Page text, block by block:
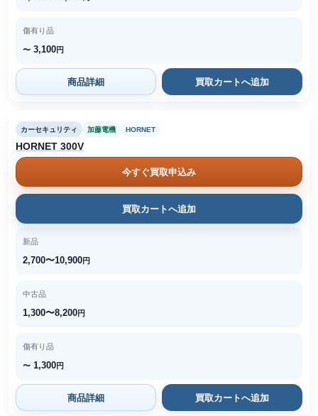
傷有り品
〜 3,100円
商品詳細 買取カートへ追加
カーセキュリティ 加藤電機 HORNET
HORNET 300V
今すぐ買取申込み
買取カートへ追加
新品
2,700〜10,900円
中古品
1,300〜8,200円
傷有り品
〜 1,300円
商品詳細 買取カートへ追加